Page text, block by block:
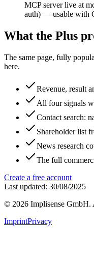
MCP server live at
auth) — usable with
What the Plus
The same page, fully
here.
Revenue, result
All four signals
Contact search:
Shareholder list
News research
The full
Create a free account
Last updated: 30/08/2025
© 2026 Implisense GmbH.
ImprintPrivacy